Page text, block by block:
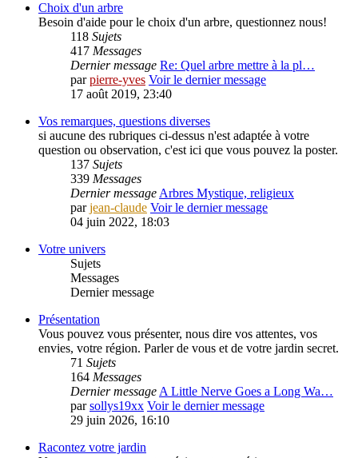
Choix d'un arbre
Besoin d'aide pour le choix d'un arbre, questionnez nous!
118 Sujets
417 Messages
Dernier message Re: Quel arbre mettre à la pl…
parpierre-yves Voir le dernier message
17 août 2019, 23:40
Vos remarques, questions diverses
si aucune des rubriques ci-dessus n'est adaptée à votre
question ou observation, c'est ici que vous pouvez la poster.
137 Sujets
339 Messages
Dernier message Arbres Mystique, religieux
parjean-claude Voir le dernier message
04 juin 2022, 18:03
Votre univers
Sujets
Messages
Dernier message
Présentation
Vous pouvez vous présenter, nous dire vos attentes, vos
envies, votre région. Parler de vous et de votre jardin secret.
71 Sujets
164 Messages
Dernier message A Little Nerve Goes a Long Wa…
parsollys19xx Voir le dernier message
29 juin 2026, 16:10
Racontez votre jardin